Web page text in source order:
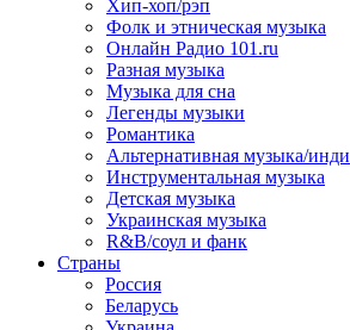
Хип-хоп/рэп
Фолк и этническая музыка
Онлайн Радио 101.ru
Разная музыка
Музыка для сна
Легенды музыки
Романтика
Альтернативная музыка/инди
Инструментальная музыка
Детская музыка
Украинская музыка
R&B/cоул и фанк
Страны
Россия
Беларусь